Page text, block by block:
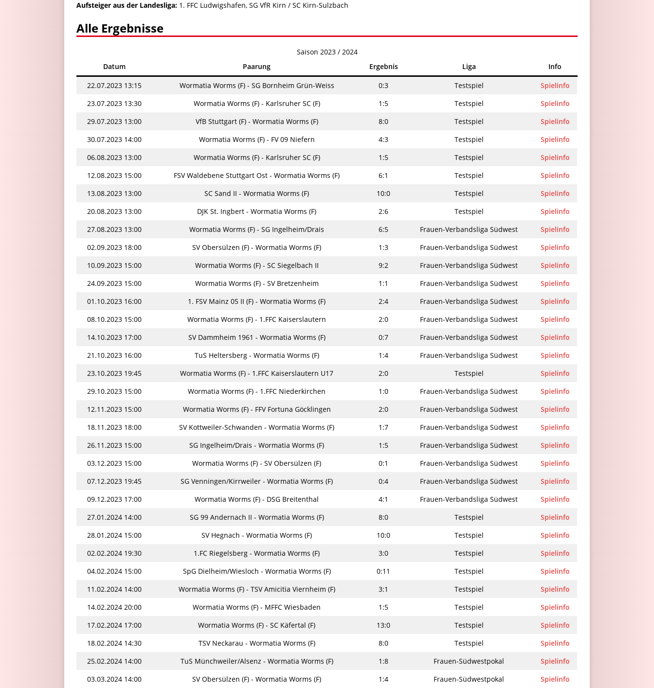
Aufsteiger aus der Landesliga: 1. FFC Ludwigshafen, SG VfR Kirn / SC Kirn-Sulzbach
Alle Ergebnisse
Saison 2023 / 2024
Datum
Paarung Ergebnis Liga Info
22.07.2023 13:15 Wormatia Worms (F) - SG Bornheim Grün-Weiss 0:3 Testspiel
Spielinfo
23.07.2023 13:30
Wormatia Worms (F) - Karlsruher SC (F) 1:5 Testspiel
Spielinfo
29.07.2023 13:00
VfB Stuttgart (F) - Wormatia Worms (F) 8:0 Testspiel
Spielinfo
30.07.2023 14:00
Wormatia Worms (F) - FV 09 Niefern 4:3 Testspiel
Spielinfo
06.08.2023 13:00
Wormatia Worms (F) - Karlsruher SC (F) 1:5 Testspiel
Spielinfo
12.08.2023 15:00
FSV Waldebene Stuttgart Ost - Wormatia Worms (F) 6:1 Testspiel
Spielinfo
13.08.2023 13:00
SC Sand II - Wormatia Worms (F) 10:0 Testspiel
Spielinfo
20.08.2023 13:00
DJK St. Ingbert - Wormatia Worms (F) 2:6 Testspiel
Spielinfo
27.08.2023 13:00
Wormatia Worms (F) - SG Ingelheim/Drais 6:5 Frauen-Verbandsliga Südwest
Spielinfo
02.09.2023 18:00
SV Obersülzen (F) - Wormatia Worms (F) 1:3 Frauen-Verbandsliga Südwest
Spielinfo
10.09.2023 15:00
Wormatia Worms (F) - SC Siegelbach II 9:2 Frauen-Verbandsliga Südwest
Spielinfo
24.09.2023 15:00
Wormatia Worms (F) - SV Bretzenheim 1:1 Frauen-Verbandsliga Südwest
Spielinfo
01.10.2023 16:00
1. FSV Mainz 05 II (F) - Wormatia Worms (F) 2:4 Frauen-Verbandsliga Südwest
Spielinfo
08.10.2023 15:00
Wormatia Worms (F) - 1.FFC Kaiserslautern 2:0 Frauen-Verbandsliga Südwest
Spielinfo
14.10.2023 17:00
SV Dammheim 1961 - Wormatia Worms (F) 0:7 Frauen-Verbandsliga Südwest
Spielinfo
21.10.2023 16:00
TuS Heltersberg - Wormatia Worms (F) 1:4 Frauen-Verbandsliga Südwest
Spielinfo
23.10.2023 19:45
Wormatia Worms (F) - 1.FFC Kaiserslautern U17 2:0 Testspiel
Spielinfo
29.10.2023 15:00
Wormatia Worms (F) - 1.FFC Niederkirchen 1:0 Frauen-Verbandsliga Südwest
Spielinfo
12.11.2023 15:00
Wormatia Worms (F) - FFV Fortuna Göcklingen 2:0 Frauen-Verbandsliga Südwest
Spielinfo
18.11.2023 18:00
SV Kottweiler-Schwanden - Wormatia Worms (F) 1:7 Frauen-Verbandsliga Südwest
Spielinfo
26.11.2023 15:00
SG Ingelheim/Drais - Wormatia Worms (F) 1:5 Frauen-Verbandsliga Südwest
Spielinfo
03.12.2023 15:00
Wormatia Worms (F) - SV Obersülzen (F) 0:1 Frauen-Verbandsliga Südwest
Spielinfo
07.12.2023 19:45
SG Venningen/Kirrweiler - Wormatia Worms (F) 0:4 Frauen-Verbandsliga Südwest
Spielinfo
09.12.2023 17:00
Wormatia Worms (F) - DSG Breitenthal 4:1 Frauen-Verbandsliga Südwest
Spielinfo
27.01.2024 14:00
SG 99 Andernach II - Wormatia Worms (F) 8:0 Testspiel
Spielinfo
28.01.2024 15:00
SV Hegnach - Wormatia Worms (F) 10:0 Testspiel
Spielinfo
02.02.2024 19:30
1.FC Riegelsberg - Wormatia Worms (F) 3:0 Testspiel
Spielinfo
04.02.2024 15:00
SpG Dielheim/Wiesloch - Wormatia Worms (F) 0:11 Testspiel
Spielinfo
11.02.2024 14:00
Wormatia Worms (F) - TSV Amicitia Viernheim (F) 3:1 Testspiel
Spielinfo
14.02.2024 20:00
Wormatia Worms (F) - MFFC Wiesbaden 1:5 Testspiel
Spielinfo
17.02.2024 17:00
Wormatia Worms (F) - SC Käfertal (F) 13:0 Testspiel
Spielinfo
18.02.2024 14:30
TSV Neckarau - Wormatia Worms (F) 8:0 Testspiel
Spielinfo
25.02.2024 14:00
TuS Münchweiler/Alsenz - Wormatia Worms (F) 1:8 Frauen-Südwestpokal
Spielinfo
03.03.2024 14:00
SV Obersülzen (F) - Wormatia Worms (F) 1:4 Frauen-Südwestpokal Spielinfo